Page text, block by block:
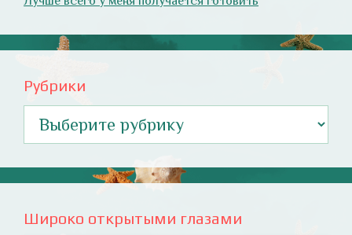
Рубрики
Широко открытыми глазами